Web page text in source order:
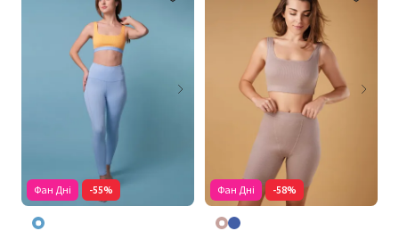
Фан Дні -55% Фан Дні -58%